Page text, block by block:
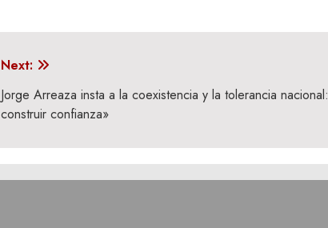
Next:
Jorge Arreaza insta a la coexistencia y la tolerancia
construir confianza»